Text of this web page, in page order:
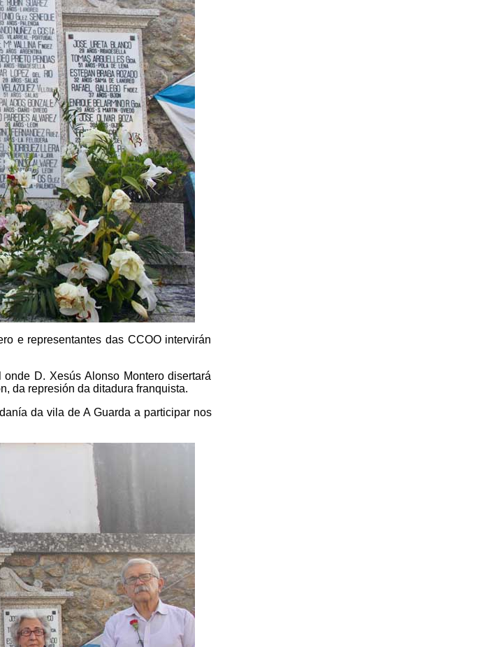
e representantes das CCOO intervirán
D. Xesús Alonso Montero disertará
da represión da ditadura franquista.
da vila de A Guarda a participar nos